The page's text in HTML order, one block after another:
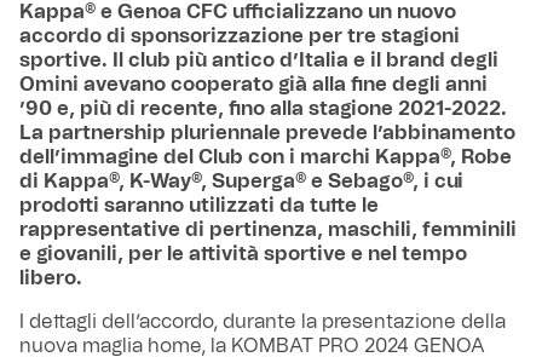
Kappa® e Genoa CFC ufficializzano un nuovo
accordo di sponsorizzazione per tre stagioni
sportive. Il club più antico d’Italia e il brand degli
Omini avevano cooperato già alla fine degli anni
’90 e, più di recente, fino alla stagione 2021-2022.
La partnership pluriennale prevede l’abbinamento
dell’immagine del Club con i marchi Kappa®, Robe
di Kappa®, K-Way®, Superga® e Sebago®, i cui
prodotti saranno utilizzati da tutte le
rappresentative di pertinenza, maschili, femminili
e giovanili, per le attività sportive e nel tempo
libero.
I dettagli dell’accordo, durante la presentazione della
nuova maglia home, la KOMBAT PRO 2024 GENOA